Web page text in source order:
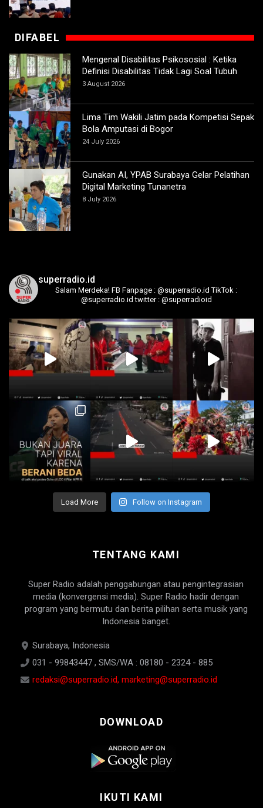
DIFABEL
Mengenal Disabilitas Psikososial : Ketika
Definisi Disabilitas Tidak Lagi Soal Tubuh
3 August 2026
Lima Tim Wakili Jatim pada Kompetisi Sepak
Bola Amputasi di Bogor
24 July 2026
Gunakan AI, YPAB Surabaya Gelar Pelatihan
Digital Marketing Tunanetra
8 July 2026
superradio.id
Salam Merdeka! FB Fanpage : @superradio.id TikTok :
@superradio.id twitter : @superradioid
Load More Follow on Instagram
TENTANG KAMI
Super Radio adalah penggabungan atau pengintegrasian
media (konvergensi media). Super Radio hadir dengan
program yang bermutu dan berita pilihan serta musik yang
Indonesia banget.
Surabaya, Indonesia
031 - 99843447 , SMS/WA : 08180 - 2324 - 885
redaksi@superradio.id, marketing@superradio.id
DOWNLOAD
IKUTI KAMI